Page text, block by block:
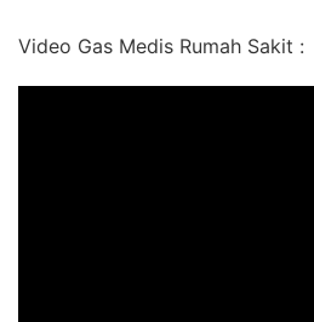
Video Gas Medis Rumah Sakit :